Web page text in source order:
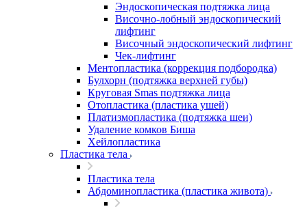
Эндоскопическая подтяжка лица
Височно-лобный эндоскопический
лифтинг
Височный эндоскопический лифтинг
Чек-лифтинг
Ментопластика (коррекция подбородка)
Булхорн (подтяжка верхней губы)
Круговая Smas подтяжка лица
Отопластика (пластика ушей)
Платизмопластика (подтяжка шеи)
Удаление комков Биша
Хейлопластика
Пластика тела
Пластика тела
Абдоминопластика (пластика живота)